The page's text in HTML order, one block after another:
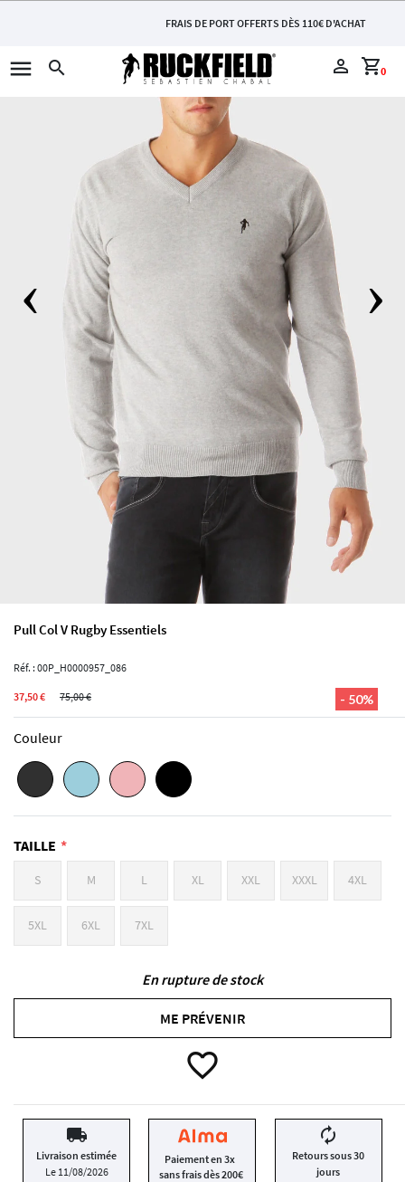
FRAIS DE PORT OFFERTS DÈS 110€ D'ACHAT
menu search perm_identity 0
shopping_cart
Pull Col V Rugby Essentiels
Réf. : 00P_H0000957_086
- 50%
37,50 € 75,00 €
Couleur
TAILLE
S M L XL XXL XXXL 4XL
5XL 6XL 7XL
En rupture de stock
ME PRÉVENIR
favorite_border
local_shipping
Livraison estimée
Le 11/08/2026
Paiement en 3x
sans frais dès 200€
autorenew
Retours sous 30
jours